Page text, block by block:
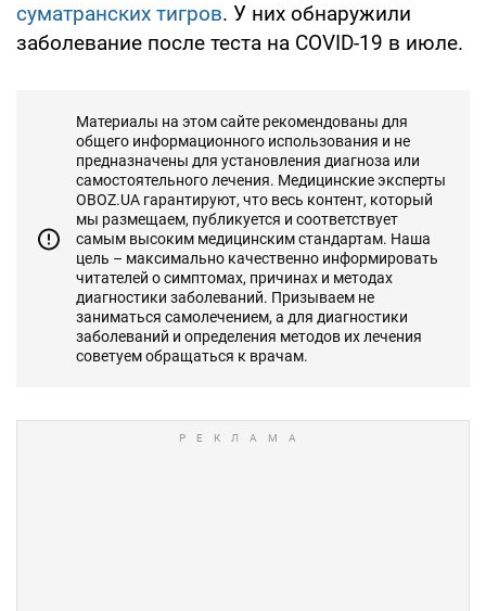
суматранских тигров. У них обнаружили
заболевание после теста на COVID-19 в июле.
Материалы на этом сайте рекомендованы для
общего информационного использования и не
предназначены для установления диагноза или
самостоятельного лечения. Медицинские эксперты
OBOZ.UA гарантируют, что весь контент, который
мы размещаем, публикуется и соответствует
самым высоким медицинским стандартам. Наша
цель – максимально качественно информировать
читателей о симптомах, причинах и методах
диагностики заболеваний. Призываем не
заниматься самолечением, а для диагностики
заболеваний и определения методов их лечения
советуем обращаться к врачам.